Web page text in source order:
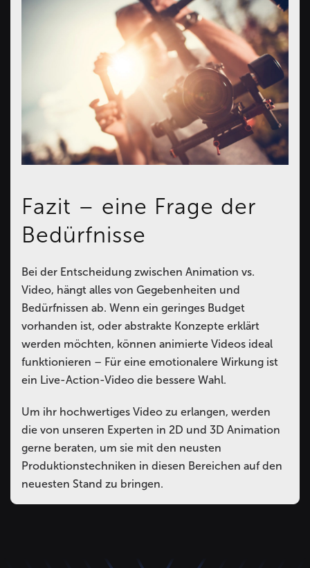
Fazit – eine Frage der
Bedürfnisse
Bei der Entscheidung zwischen Animation vs.
Video, hängt alles von Gegebenheiten und
Bedürfnissen ab. Wenn ein geringes Budget
vorhanden ist, oder abstrakte Konzepte erklärt
werden möchten, können animierte Videos ideal
funktionieren – Für eine emotionalere Wirkung ist
ein Live-Action-Video die bessere Wahl.
Um ihr hochwertiges Video zu erlangen, werden
die von unseren Experten in 2D und 3D Animation
gerne beraten, um sie mit den neusten
Produktionstechniken in diesen Bereichen auf den
neuesten Stand zu bringen.